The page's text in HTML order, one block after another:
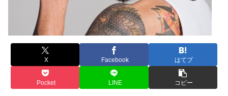
X Facebook はてブ
Pocket LINE コピー